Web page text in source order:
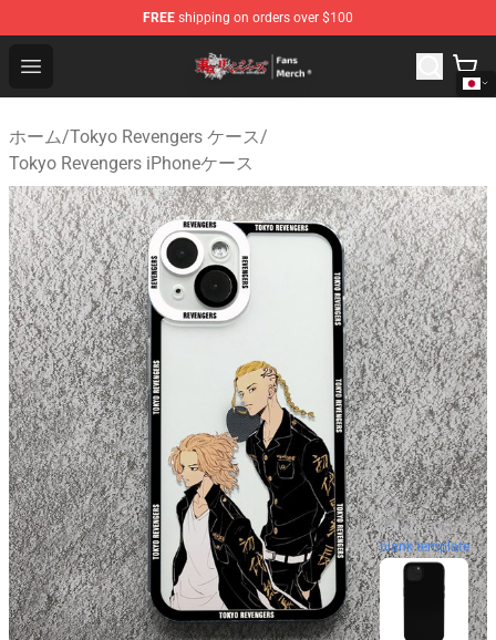
FREE shipping on orders over $100
Open menu
Tokyo Revengers Store - Official Tokyo Revengers
ホーム/Tokyo Revengers ケース/
Tokyo Revengers iPhoneケース
blank template